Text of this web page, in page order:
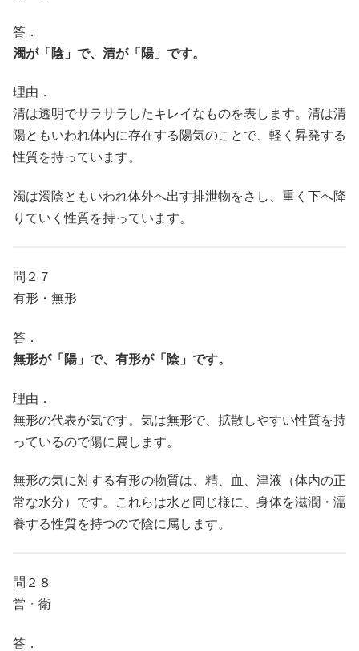
答．
濁が「陰」で、清が「陽」です。
理由．
清は透明でサラサラしたキレイなものを表します。清は清
陽ともいわれ体内に存在する陽気のことで、軽く昇発する
性質を持っています。
濁は濁陰ともいわれ体外へ出す排泄物をさし、重く下へ降
りていく性質を持っています。
問２７
有形・無形
答．
無形が「陽」で、有形が「陰」です。
理由．
無形の代表が気です。気は無形で、拡散しやすい性質を持
っているので陽に属します。
無形の気に対する有形の物質は、精、血、津液（体内の正
常な水分）です。これらは水と同じ様に、身体を滋潤・濡
養する性質を持つので陰に属します。
問２８
営・衛
答．